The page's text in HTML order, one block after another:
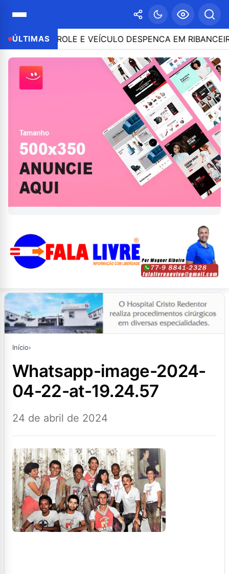
ÚLTIMASE VEÍCULO DESPENCA EM RIBANCEIRA
Início›
whatsapp-image-2024-
04-22-at-19.24.57
24 de abril de 2024